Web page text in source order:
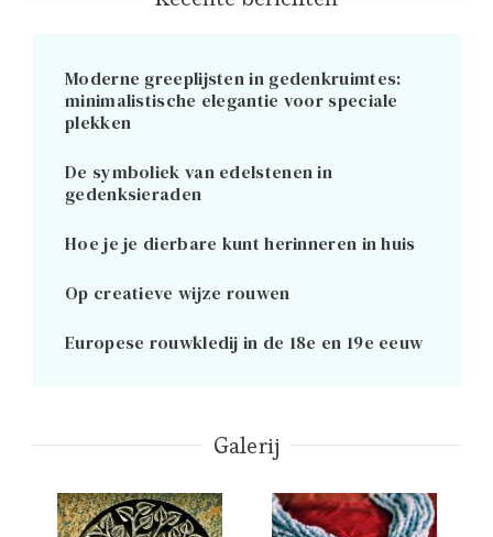
Moderne greeplijsten in gedenkruimtes:
minimalistische elegantie voor speciale
plekken
De symboliek van edelstenen in
gedenksieraden
Hoe je je dierbare kunt herinneren in huis
Op creatieve wijze rouwen
Europese rouwkledij in de 18e en 19e eeuw
Galerij